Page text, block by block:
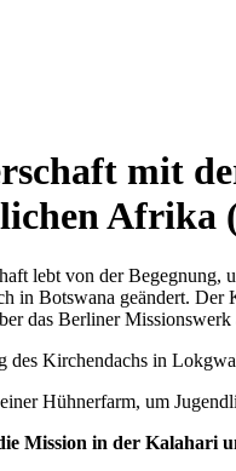
mit
Afrika
lebt von der Begegnung,
in Botswana geändert.
das Berliner
des Kirchendachs in
Hühnerfarm, um
Mission in der Kalahari